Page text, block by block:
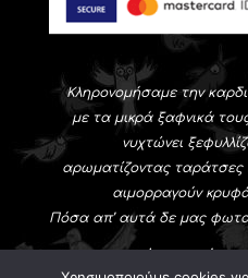
Κληρονομήσαμε την
με τα μικρά ξαφνικά
νυχτώνει
αρωματίζοντας
αιμορραγούν
Πόσα απ’ αυτά δε μας
Νίκος-